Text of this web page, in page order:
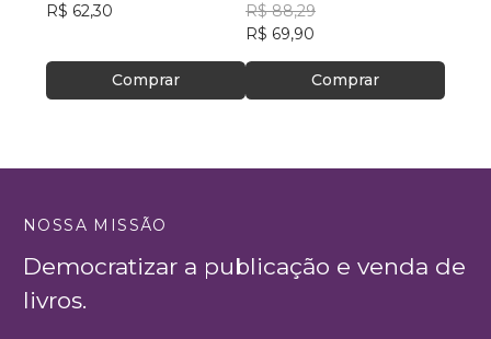
R$ 62,30
Comprar
R$ 88,29
R$ 69,90
Comprar
NOSSA MISSÃO
Democratizar a publicação e venda de
livros.